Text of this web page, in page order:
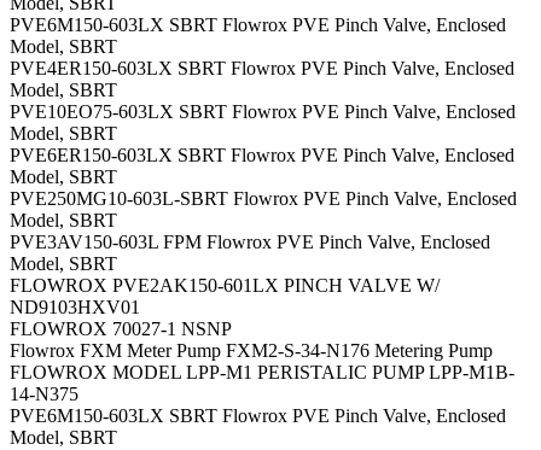
PVE6M150-603LX SBRT Flowrox PVE Pinch Valve, Enclosed
Model, SBRT
PVE4ER150-603LX SBRT Flowrox PVE Pinch Valve, Enclosed
Model, SBRT
PVE10EO75-603LX SBRT Flowrox PVE Pinch Valve, Enclosed
Model, SBRT
PVE6ER150-603LX SBRT Flowrox PVE Pinch Valve, Enclosed
Model, SBRT
PVE250MG10-603L-SBRT Flowrox PVE Pinch Valve, Enclosed
Model, SBRT
PVE3AV150-603L FPM Flowrox PVE Pinch Valve, Enclosed
Model, SBRT
FLOWROX PVE2AK150-601LX PINCH VALVE W/
ND9103HXV01
FLOWROX 70027-1 NSNP
Flowrox FXM Meter Pump FXM2-S-34-N176 Metering Pump
FLOWROX MODEL LPP-M1 PERISTALIC PUMP LPP-M1B-
14-N375
PVE6M150-603LX SBRT Flowrox PVE Pinch Valve, Enclosed
Model, SBRT